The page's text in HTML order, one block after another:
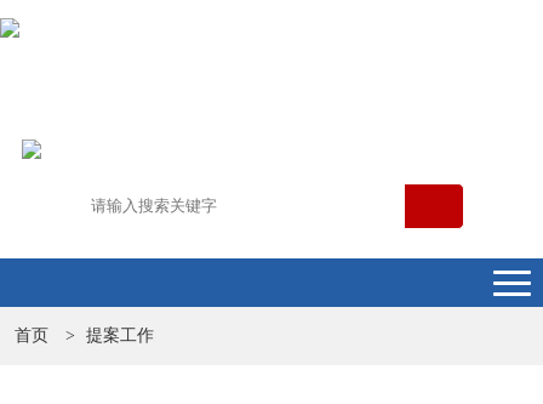
首页 > 提案工作